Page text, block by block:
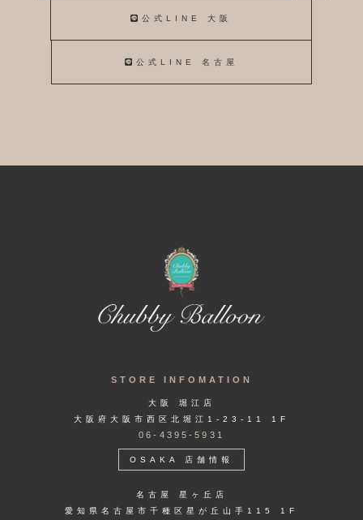
公式LINE 大阪
公式LINE 名古屋
STORE INFOMATION
大阪 堀江店
大阪府大阪市西区北堀江1-23-11 1F
06-4395-5931
OSAKA 店舗情報
名古屋 星ヶ丘店
愛知県名古屋市千種区星が丘山手115 1F